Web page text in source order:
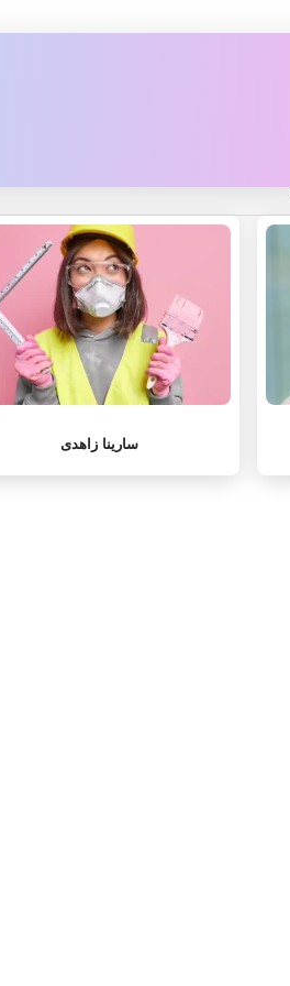
سارینا زاهدی